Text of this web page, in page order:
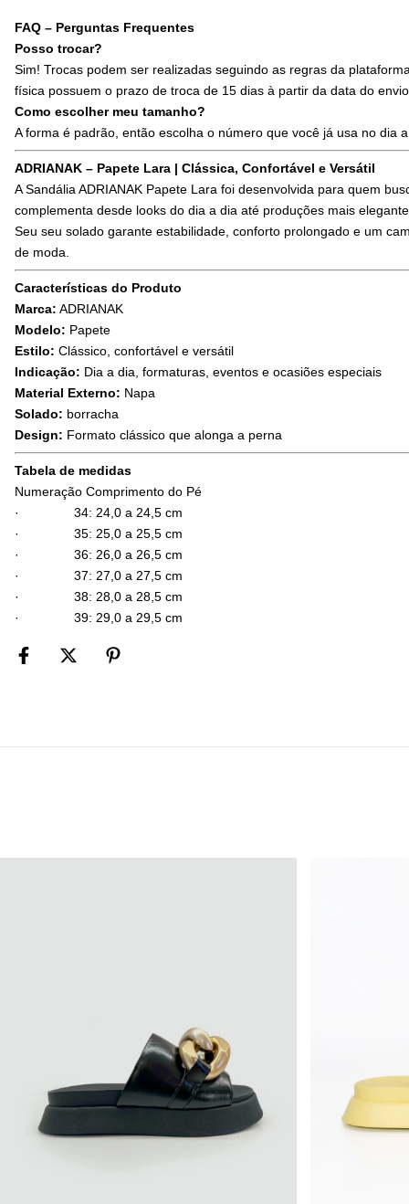
FAQ – Perguntas Frequentes
Posso trocar?
Sim! Trocas podem ser realizadas seguindo as regras da
física possuem o prazo de troca de 15 dias à partir da data do
Como escolher meu tamanho?
A forma é padrão, então escolha o número que você já usa no dia
ADRIANAK – Papete Lara | Clássica, Confortável e Versátil
A Sandália ADRIANAK Papete Lara foi desenvolvida para quem
complementa desde looks do dia a dia até produções mais
Seu seu solado garante estabilidade, conforto prolongado e um
de moda.
Características do Produto
Marca: ADRIANAK
Modelo: Papete
Estilo: Clássico, confortável e versátil
Indicação: Dia a dia, formaturas, eventos e ocasiões especiais
Material Externo: Napa
Solado: borracha
Design: Formato clássico que alonga a perna
Tabela de medidas
Numeração Comprimento do Pé
· 34: 24,0 a 24,5 cm
· 35: 25,0 a 25,5 cm
· 36: 26,0 a 26,5 cm
· 37: 27,0 a 27,5 cm
· 38: 28,0 a 28,5 cm
· 39: 29,0 a 29,5 cm